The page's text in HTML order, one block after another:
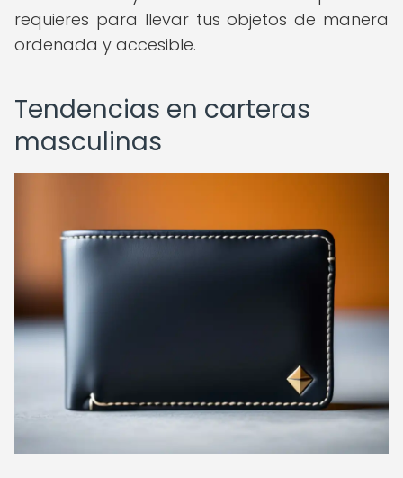
requieres para llevar tus objetos de manera
ordenada y accesible.
Tendencias en carteras
masculinas